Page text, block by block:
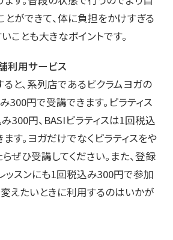
ができて、体に負担をかけすぎる
ことも大きなポイントです。
利用サービス
と、系列店であるビクラムヨガの
300円で受講できます。ピラティス
300円、BASIピラティスは1回税込
す。ヨガだけでなくピラティスをや
ぜひ受講してください。また、登録
ッスンにも1回税込み300円で参加
えたいときに利用するのはいかが